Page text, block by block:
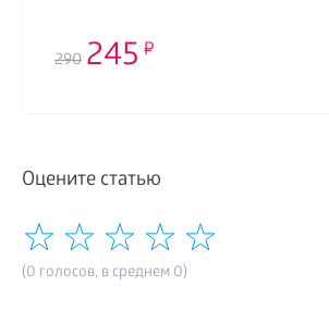
290 245
Оцените статью
(0 голосов, в среднем 0)